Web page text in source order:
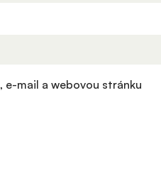
e-mail a webovou stránku